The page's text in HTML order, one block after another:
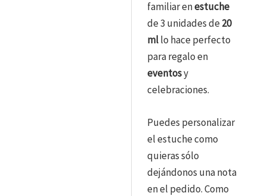
familiar enestuche
de 3 unidades de20
mllo hace perfecto
para regalo en
eventosy
celebraciones.
Puedes personalizar
el estuche como
quieras sólo
dejándonos una nota
en el pedido. Como